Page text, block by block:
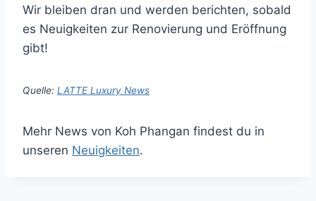
Wir bleiben dran und werden berichten, sobald
es Neuigkeiten zur Renovierung und Eröffnung
gibt!
Quelle: LATTE Luxury News
Mehr News von Koh Phangan findest du in
unseren Neuigkeiten.